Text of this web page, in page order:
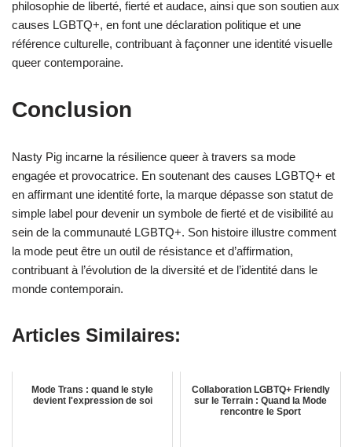
philosophie de liberté, fierté et audace, ainsi que son soutien aux
causes LGBTQ+, en font une déclaration politique et une
référence culturelle, contribuant à façonner une identité visuelle
queer contemporaine.
Conclusion
Nasty Pig incarne la résilience queer à travers sa mode
engagée et provocatrice. En soutenant des causes LGBTQ+ et
en affirmant une identité forte, la marque dépasse son statut de
simple label pour devenir un symbole de fierté et de visibilité au
sein de la communauté LGBTQ+. Son histoire illustre comment
la mode peut être un outil de résistance et d’affirmation,
contribuant à l’évolution de la diversité et de l’identité dans le
monde contemporain.
Articles Similaires:
Mode Trans : quand le style
devient l'expression de soi
Collaboration LGBTQ+ Friendly
sur le Terrain : Quand la Mode
rencontre le Sport